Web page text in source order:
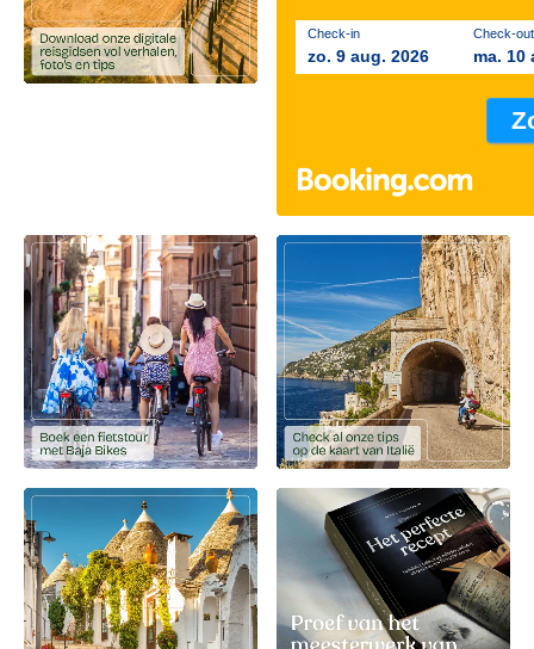
Check-in
zo. 9 aug. 2026
Check-out
ma. 10